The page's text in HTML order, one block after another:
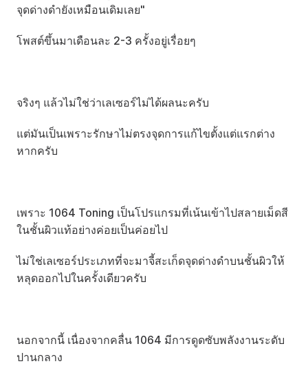
จุดด่างดำยังเหมือนเดิมเลย"
โพสต์ขึ้นมาเดือนละ 2-3 ครั้งอยู่เรื่อยๆ
จริงๆ แล้วไม่ใช่ว่าเลเซอร์ไม่ได้ผลนะครับ
แต่มันเป็นเพราะรักษาไม่ตรงจุดการแก้ไขตั้งแต่แรกต่าง
หากครับ
เพราะ 1064 Toning เป็นโปรแกรมที่เน้นเข้าไปสลายเม็ดสี
ในชั้นผิวแท้อย่างค่อยเป็นค่อยไป
ไม่ใช่เลเซอร์ประเภทที่จะมาจี้สะเก็ดจุดด่างดำบนชั้นผิวให้
หลุดออกไปในครั้งเดียวครับ
นอกจากนี้ เนื่องจากคลื่น 1064 มีการดูดซับพลังงานระดับ
ปานกลาง